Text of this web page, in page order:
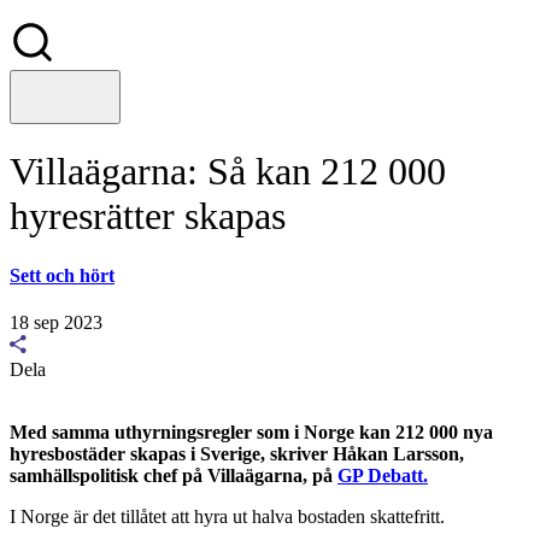
Villaägarna: Så kan 212 000
hyresrätter skapas
Sett och hört
18 sep 2023
Dela
Med samma uthyrningsregler som i Norge kan 212 000 nya
hyresbostäder skapas i Sverige, skriver Håkan Larsson,
samhällspolitisk chef på Villaägarna, på GP Debatt.
I Norge är det tillåtet att hyra ut halva bostaden skattefritt.